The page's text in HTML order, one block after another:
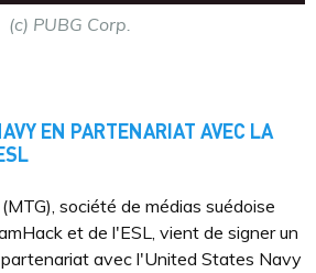
(c) PUBG Corp.
EN PARTENARIAT AVEC LA
société de médias suédoise
et de l'ESL, vient de signer un
avec l'United States Navy